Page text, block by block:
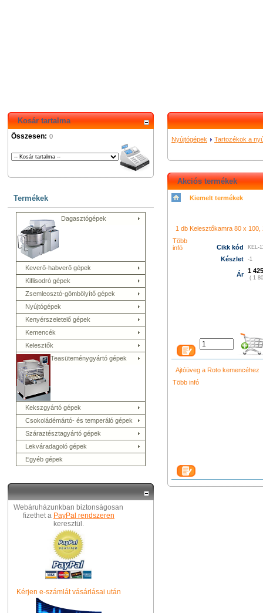
Kosár tartalma
Összesen: 0
Termékek
Dagasztógépek
Keverő-habverő gépek
Kiflisodró gépek
Zsemleosztó-gömbölyítő gépek
Nyújtógépek
Kenyérszeletelő gépek
Kemencék
Kelesztők
Teasüteménygyártó gépek
Kekszgyártó gépek
Csokoládémártó- és temperáló gépek
Száraztésztagyártó gépek
Lekváradagoló gépek
Egyéb gépek
Webáruházunkban biztonságosan
fizethet a PayPal rendszeren
keresztül.
Kérjen e-számlát vásárlásai után
Nyújtógépek Tartozékok a
Akciós termékek
Kiemelt termékek
ューバランス 574 プラダ バ
ィトン バッグ
トン バッグ
グッチ アウトレ
プラダ 店舗 ニューバラ
クロエ バ
k480 led film light led
1 db Kelesztőkamra 80 x
Több
infó
Cikk kód KEL-
Készlet -1
Ár 1
( 1
Ajtóüveg a Roto kemencéhez
Több infó